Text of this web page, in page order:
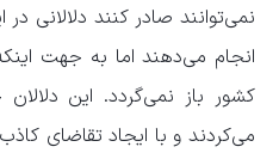
نمی‌توانند صادر کنند دلالانی
انجام می‌دهند اما به جهت
کشور باز نمی‌گردد. این
می‌کردند و با ایجاد تقاضای